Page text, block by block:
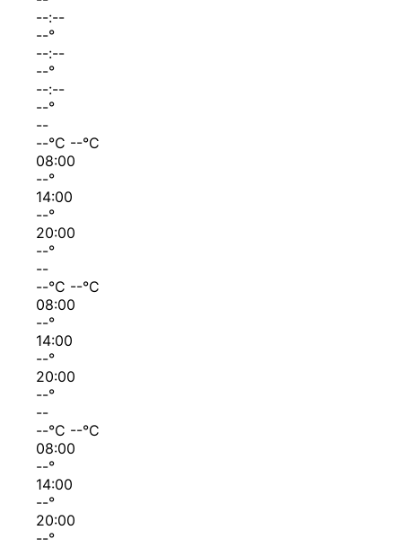
--:--
--°
--:--
--°
--:--
--°
--
--°C --°C
08:00
--°
14:00
--°
20:00
--°
--
--°C --°C
08:00
--°
14:00
--°
20:00
--°
--
--°C --°C
08:00
--°
14:00
--°
20:00
--°